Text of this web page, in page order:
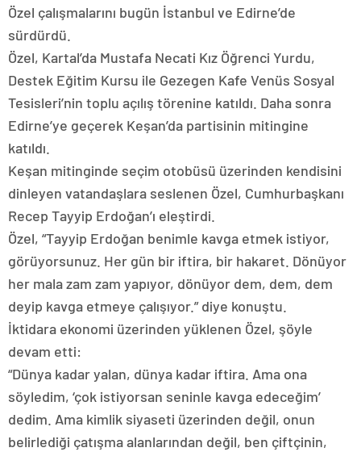
Özel çalışmalarını bugün İstanbul ve Edirne’de
sürdürdü.
Özel, Kartal’da Mustafa Necati Kız Öğrenci Yurdu,
Destek Eğitim Kursu ile Gezegen Kafe Venüs Sosyal
Tesisleri’nin toplu açılış törenine katıldı. Daha sonra
Edirne’ye geçerek Keşan’da partisinin mitingine
katıldı.
Keşan mitinginde seçim otobüsü üzerinden kendisini
dinleyen vatandaşlara seslenen Özel, Cumhurbaşkanı
Recep Tayyip Erdoğan’ı eleştirdi.
Özel, “Tayyip Erdoğan benimle kavga etmek istiyor,
görüyorsunuz. Her gün bir iftira, bir hakaret. Dönüyor
her mala zam zam yapıyor, dönüyor dem, dem, dem
deyip kavga etmeye çalışıyor.” diye konuştu.
İktidara ekonomi üzerinden yüklenen Özel, şöyle
devam etti:
“Dünya kadar yalan, dünya kadar iftira. Ama ona
söyledim, ‘çok istiyorsan seninle kavga edeceğim’
dedim. Ama kimlik siyaseti üzerinden değil, onun
belirlediği çatışma alanlarından değil, ben çiftçinin,